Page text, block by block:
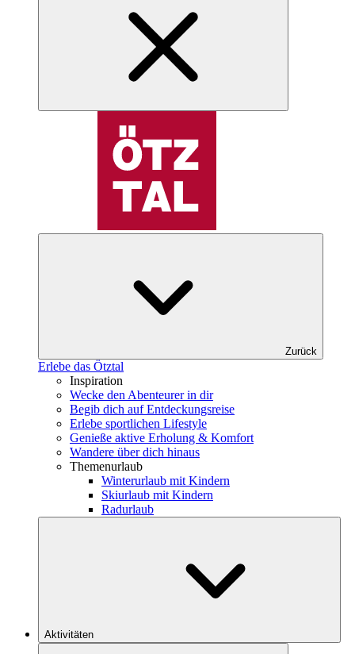
Zurück
Erlebe das Ötztal
Inspiration
Wecke den Abenteurer in dir
Begib dich auf Entdeckungsreise
Erlebe sportlichen Lifestyle
Genieße aktive Erholung & Komfort
Wandere über dich hinaus
Themenurlaub
Winterurlaub mit Kindern
Skiurlaub mit Kindern
Radurlaub
Aktivitäten